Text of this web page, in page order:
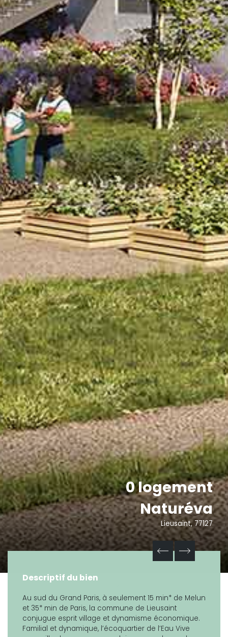
0 logement
Naturéva
Lieusaint, 77127
Descriptif du bien
Au sud du Grand Paris, à seulement 15 min* de Melun
et 35* min de Paris, la commune de Lieusaint
conjugue esprit village et dynamisme économique.
Familial et dynamique, l’écoquartier de l’Eau Vive